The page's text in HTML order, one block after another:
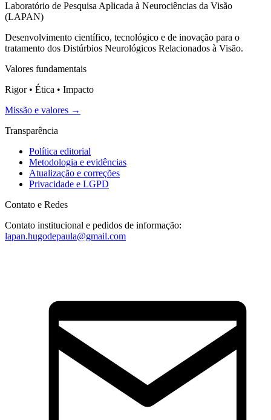
Laboratório de Pesquisa Aplicada à Neurociências da Visão
(LAPAN)
Desenvolvimento científico, tecnológico e de inovação para o
tratamento dos Distúrbios Neurológicos Relacionados à Visão.
Valores fundamentais
Rigor • Ética • Impacto
Missão e valores →
Transparência
Política editorial
Metodologia e evidências
Atualização e correções
Privacidade e LGPD
Contato e Redes
Contato institucional e pedidos de informação:
lapan.hugodepaula@gmail.com